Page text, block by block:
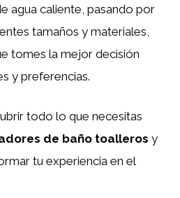
agua caliente, pasando por
tamaños y materiales,
tomes la mejor decisión
y preferencias.
todo lo que necesitas
de baño toalleros y
tu experiencia en el